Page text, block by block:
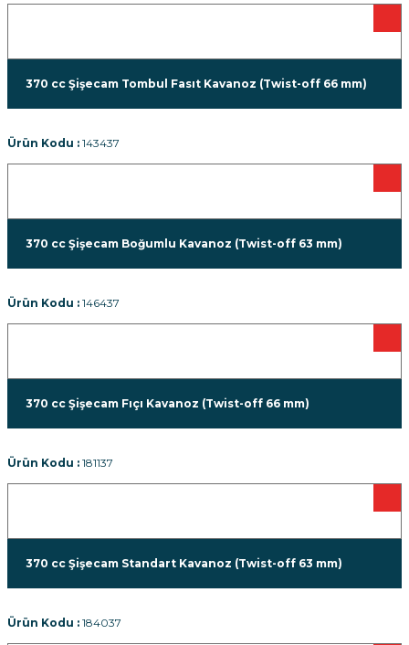
370 cc Şişecam Tombul Fasıt Kavanoz (Twist-off 66 mm)
Ürün Kodu : 143437
370 cc Şişecam Boğumlu Kavanoz (Twist-off 63 mm)
Ürün Kodu : 146437
370 cc Şişecam Fıçı Kavanoz (Twist-off 66 mm)
Ürün Kodu : 181137
370 cc Şişecam Standart Kavanoz (Twist-off 63 mm)
Ürün Kodu : 184037